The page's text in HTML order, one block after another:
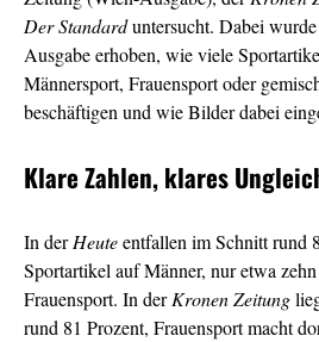
Der Standarduntersucht. Dabei
Ausgabe erhoben, wie viele
Männersport, Frauensport oder
beschäftigen undwie Bilder dabei
Klare Zahlen, klares
In derHeuteentfallen im Schnitt rund
Sportartikel auf Männer, nur etwa
Frauensport. In derKronen Zeitung
rund 81 Prozent, Frauensport macht